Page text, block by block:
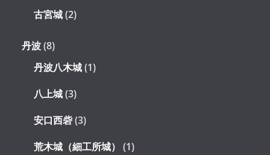
古宮城(2)
丹波(8)
丹波八木城(1)
八上城(3)
安口西砦(3)
荒木城（細工所城） (1)